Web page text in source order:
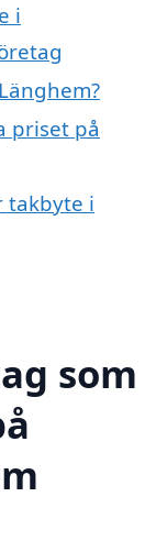
i
priset på
takbyte i
som